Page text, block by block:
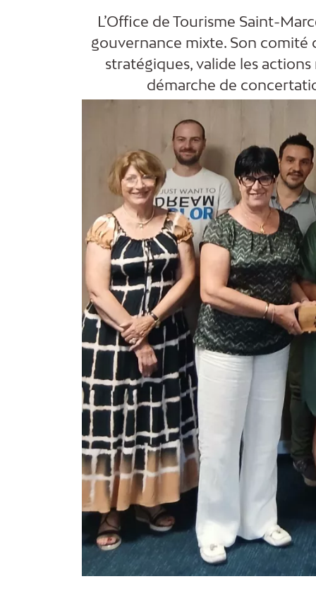
L’Office de Tourisme Saint-
gouvernance mixte. Son comité
stratégiques, valide les
démarche de